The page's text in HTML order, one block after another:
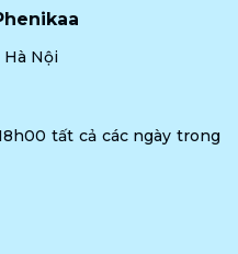
Hà Nội
tất cả các ngày trong